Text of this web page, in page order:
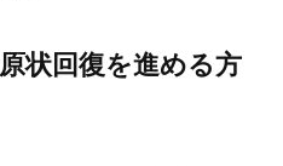
状回復を進める方